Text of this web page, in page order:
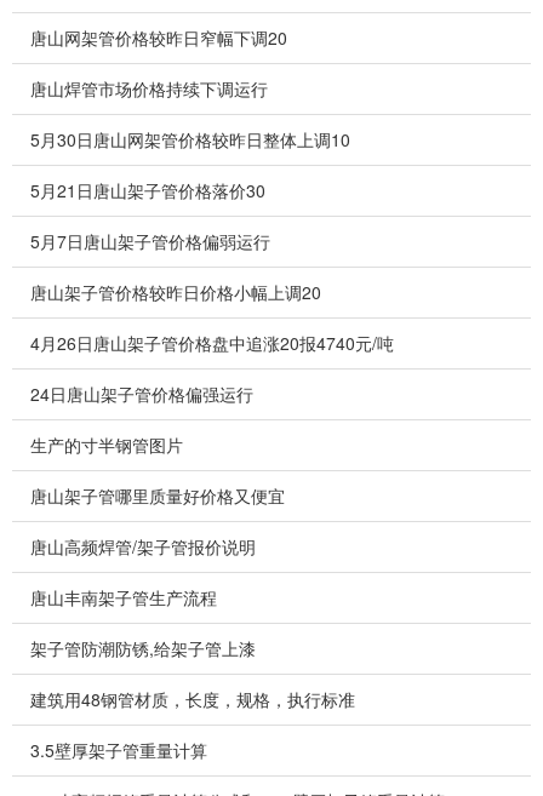
唐山网架管价格较昨日窄幅下调20
唐山焊管市场价格持续下调运行
5月30日唐山网架管价格较昨日整体上调10
5月21日唐山架子管价格落价30
5月7日唐山架子管价格偏弱运行
唐山架子管价格较昨日价格小幅上调20
4月26日唐山架子管价格盘中追涨20报4740元/吨
24日唐山架子管价格偏强运行
生产的寸半钢管图片
唐山架子管哪里质量好价格又便宜
唐山高频焊管/架子管报价说明
唐山丰南架子管生产流程
架子管防潮防锈,给架子管上漆
建筑用48钢管材质，长度，规格，执行标准
3.5壁厚架子管重量计算